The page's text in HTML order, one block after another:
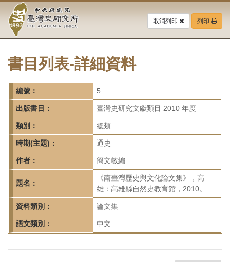
要
中
央
研
究
院-
臺
灣
史
研
究
所-
首
頁
取消列印 列印
書目列表-詳細資料
編號： 5
出版書目： 臺灣史研究文獻類目 2010 年度
類別： 總類
時期(主題)： 通史
作者： 簡文敏編
題名：
《南臺灣歷史與文化論文集》，高
雄：高雄縣自然史教育館，2010。
資料類別： 論文集
語文類別： 中文